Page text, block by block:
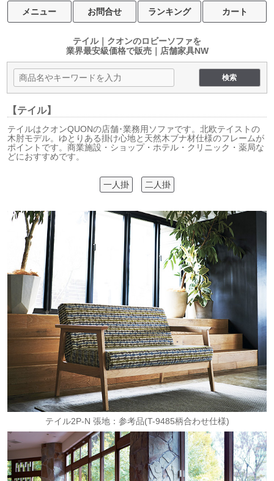
メニュー お問合せ ランキング カート
テイル｜クオンのロビーソファを
業界最安級価格で販売｜店舗家具NW
【テイル】
テイルはクオンQUONの店舗･業務用ソファです。北欧テイストの
木肘モデル。ゆとりある掛け心地と天然木ブナ材仕様のフレームが
ポイントです。商業施設・ショップ・ホテル・クリニック・薬局な
どにおすすめです。
一人掛 二人掛
テイル2P-N 張地：参考品(T-9485柄合わせ仕様)